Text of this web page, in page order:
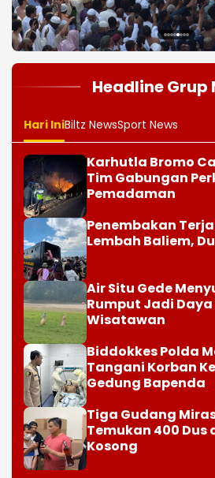
12345678
Headline Grup
Hari IniBiltz NewsSport News
Karhutla Bromo
Tim Gabungan
Pemadaman
Penembakan
Lembah Baliem,
Air Situ Gede
Rumput Jadi
Wisatawan
Biddokkes Polda
Tangani Korban
Gedung Bapenda
Tiga Gudang
Temukan 400 Dus
Kosong